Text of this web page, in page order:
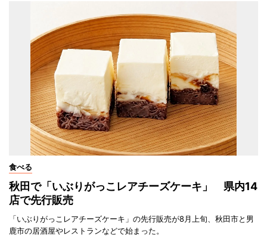
食べる
秋田で「いぶりがっこレアチーズケーキ」 県内14
店で先行販売
「いぶりがっこレアチーズケーキ」の先行販売が8月上旬、秋田市と男
鹿市の居酒屋やレストランなどで始まった。